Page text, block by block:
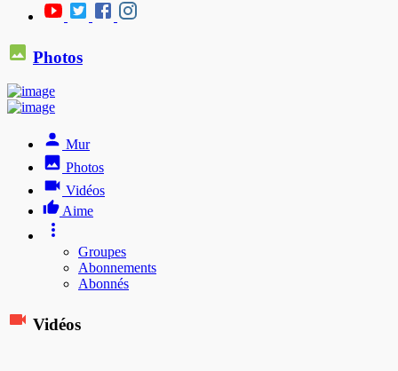
Photos
Mur
Photos
Vidéos
Aime
Groupes
Abonnements
Abonnés
Vidéos